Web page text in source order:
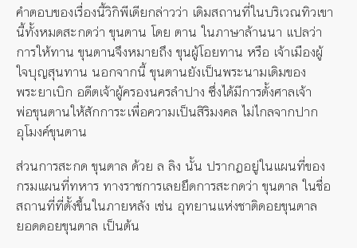
คำตอบของเรื่องนี้วิกิพีเดียกล่าวว่า เดิมสถานที่ในบริเวณทิวเขา
นี้ทั้งหมดสะกดว่า ขุนตาน โดย ตาน ในภาษาล้านนา แปลว่า
การให้ทาน ขุนตานจึงหมายถึง ขุนผู้โอยทาน หรือ เจ้าเมืองผู้
ใจบุญสุนทาน นอกจากนี้ ขุนตานยังเป็นพระนามเดิมของ
พระยาเบิก อดีตเจ้าผู้ครองนครลำปาง ซึ่งได้มีการตั้งศาลเจ้า
พ่อขุนตานให้สักการะเพื่อความเป็นสิริมงคล ไม่ไกลจากปาก
อุโมงค์ขุนตาน
ส่วนการสะกด ขุนตาล ด้วย ล ลิง นั้น ปรากฏอยู่ในแผนที่ของ
กรมแผนที่ทหาร ทางราชการเลยยึดการสะกดว่า ขุนตาล ในชื่อ
สถานที่ที่ตั้งขึ้นในภายหลัง เช่น อุทยานแห่งชาติดอยขุนตาล
ยอดดอยขุนตาล เป็นต้น